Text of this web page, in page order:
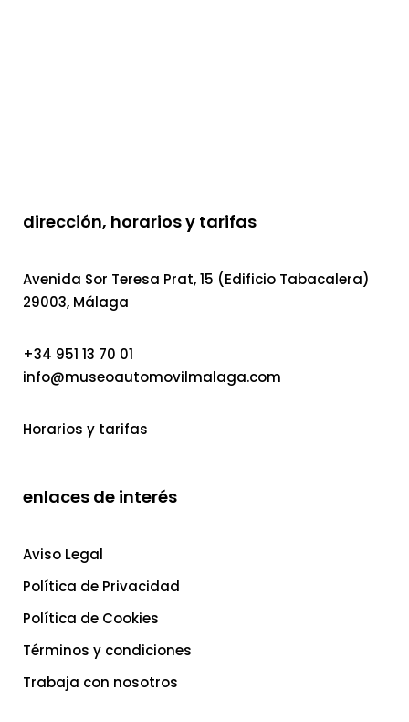
dirección, horarios y tarifas
Avenida Sor Teresa Prat, 15 (Edificio Tabacalera)
29003, Málaga
+34 951 13 70 01
info@museoautomovilmalaga.com
Horarios y tarifas
enlaces de interés
Aviso Legal
Política de Privacidad
Política de Cookies
Términos y condiciones
Trabaja con nosotros